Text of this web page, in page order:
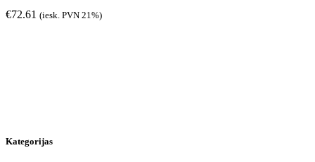
€72.61 (iesk. PVN 21%)
Kategorijas